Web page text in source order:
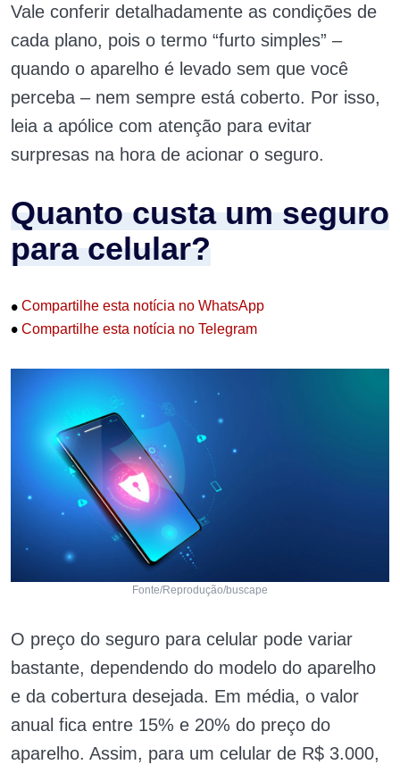
Vale conferir detalhadamente as condições de
cada plano, pois o termo “furto simples” –
quando o aparelho é levado sem que você
perceba – nem sempre está coberto. Por isso,
leia a apólice com atenção para evitar
surpresas na hora de acionar o seguro.
Quanto custa um seguro
para celular?
• Compartilhe esta notícia no WhatsApp
• Compartilhe esta notícia no Telegram
Fonte/Reprodução/buscape
O preço do seguro para celular pode variar
bastante, dependendo do modelo do aparelho
e da cobertura desejada. Em média, o valor
anual fica entre 15% e 20% do preço do
aparelho. Assim, para um celular de R$ 3.000,